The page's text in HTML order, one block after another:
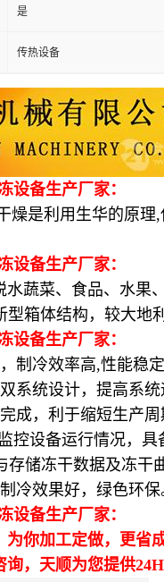
是
传热设备
设备生产厂家：
利用生华的原理,
设备生产厂家：
菜、食品、水果
箱体结构，较大地
设备生产厂家：
冷效率高,性能稳定,
统设计，提高系统
，利于缩短生产周
设备运行情况，具
储冻干数据及冻干曲
效果好，绿色环保
设备生产厂家：
你加工定做，更省
，天顺为您提供24H